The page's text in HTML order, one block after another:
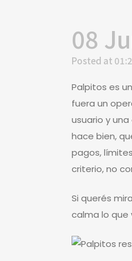
08
Posted at
Palpitos es
fuera un
usuario y
hace bien,
pagos,
criterio, no
Si querés
calma lo que